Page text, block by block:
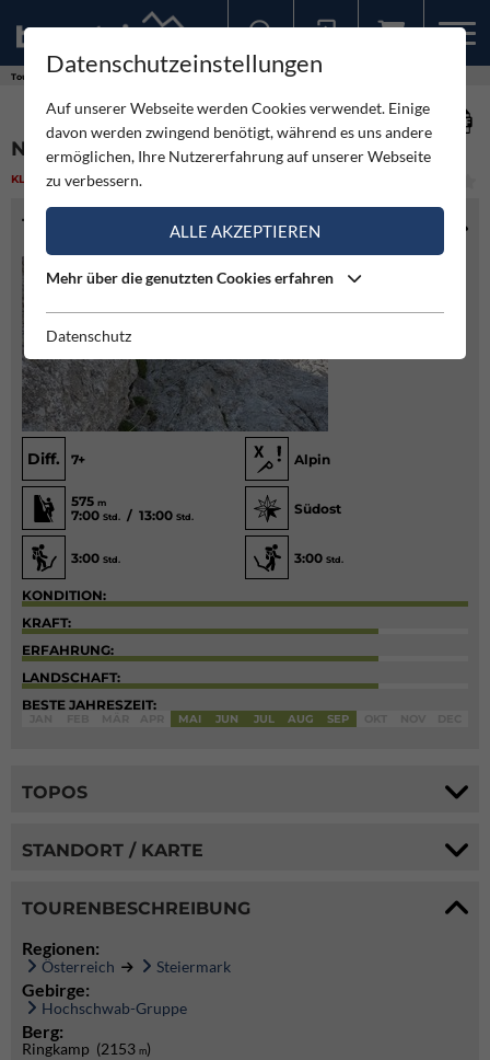
Touren
NENYA
KLETTERN MITTEL
TOURENINFO
Diff. 7+ Alpin
575 m
7:00 Std. / 13:00 Std.
Südost
3:00 Std. 3:00 Std.
KONDITION:
KRAFT:
ERFAHRUNG:
LANDSCHAFT:
BESTE JAHRESZEIT:
MAI JUN JUL AUG SEP
TOPOS
STANDORT / KARTE
TOURENBESCHREIBUNG
Regionen:
Österreich Steiermark
Gebirge:
Hochschwab-Gruppe
Berg:
Ringkamp (2153 m)
Datenschutzeinstellungen
Auf unserer Webseite werden Cookies verwendet. Einige
davon werden zwingend benötigt, während es uns andere
ermöglichen, Ihre Nutzererfahrung auf unserer Webseite
zu verbessern.
ALLE AKZEPTIEREN
Mehr über die genutzten Cookies erfahren
Datenschutz